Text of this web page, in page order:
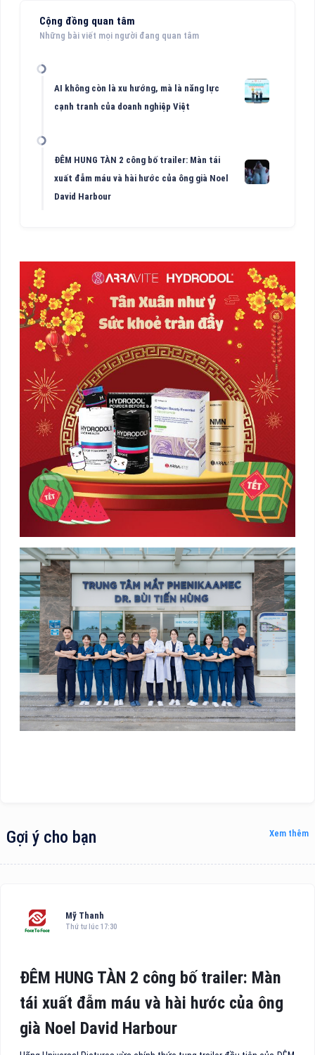
Cộng đồng quan tâm
Những bài viết mọi người đang quan tâm
AI không còn là xu hướng, mà là năng lực
cạnh tranh của doanh nghiệp Việt
ĐÊM HUNG TÀN 2 công bố trailer: Màn tái
xuất đẫm máu và hài hước của ông già Noel
David Harbour
Gợi ý cho bạn Xem thêm
Mỹ Thanh
Thứ tư lúc 17:30
ĐÊM HUNG TÀN 2 công bố trailer: Màn
tái xuất đẫm máu và hài hước của ông
già Noel David Harbour